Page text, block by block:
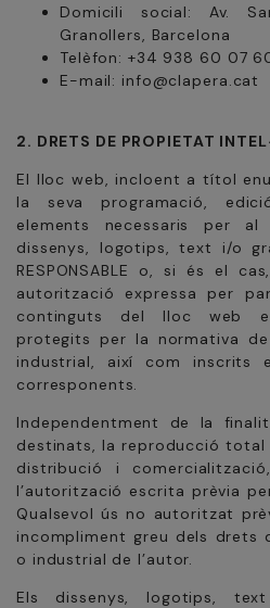
Domicili social: Av.
Granollers, Barcelona
Telèfon: +34 938 60 07
E-mail: info@clapera.cat
2. DRETS DE PROPIETAT
El lloc web, incloent a títol
la seva programació,
elements necessaris per al
dissenys, logotips, text i/o
RESPONSABLE o, si és el
autorització expressa per
continguts del lloc web
protegits per la normativa
industrial, així com inscrits
corresponents.
Independentment de la
destinats, la reproducció total
distribució i
l’autorització escrita prèvia per
Qualsevol ús no autoritzat
incompliment greu dels drets
o industrial de l’autor.
Els dissenys, logotips,